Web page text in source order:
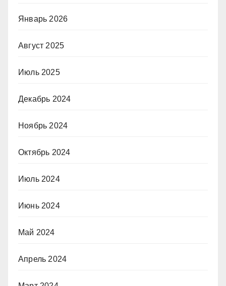
Январь 2026
Август 2025
Июль 2025
Декабрь 2024
Ноябрь 2024
Октябрь 2024
Июль 2024
Июнь 2024
Май 2024
Апрель 2024